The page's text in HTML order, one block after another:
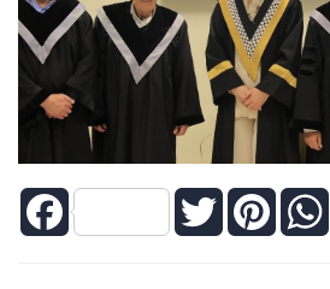
Facebook TwitterPinterestWhatsApp